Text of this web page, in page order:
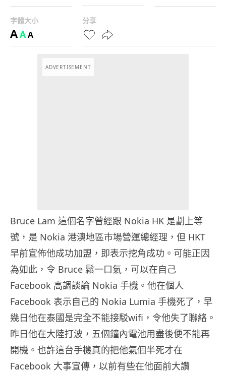
字體大小
AAA
分享
ADVERTISEMENT
Bruce Lam 這個名字曾經跟 Nokia HK 是劃上等
號，是 Nokia 港澳地區巿場營運總經理，但 HKT
早前宣佈他成功加盟，即表示挖角成功。可能正因
為如此，令 Bruce 鬆一口氣，可以在自己
Facebook 高調談論 Nokia 手機。他在個人
Facebook 表示自己的 Nokia Lumia 手機死了，早
幾日他在泰國是完全不能接駁wifi，令他失了聯絡。
昨日他在大陸打波，五個鐘內電池用盡後便不能再
開機。也許這台手機真的把他氣個半死才在
Facebook 大事宣傳，以前有些在他面前大讚